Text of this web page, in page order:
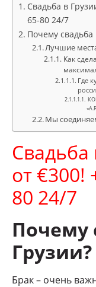
Свадьба в
65-80 24/7
Почему свадьба
Лучшие
Как
Где
Мы
Свадьба
от €300!
80 24/7
Почему
Грузии?
Брак – очень